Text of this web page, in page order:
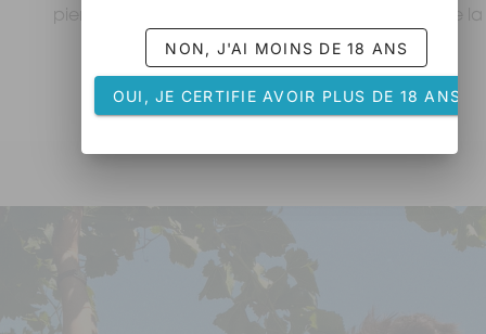
pierre calcaire et respirent l’énergie du vent et de la
lumière des Terrasses du Larzac.
Bonne visite !
NON, J'AI MOINS DE 18 ANS
OUI, JE CERTIFIE AVOIR PLUS DE 18 ANS